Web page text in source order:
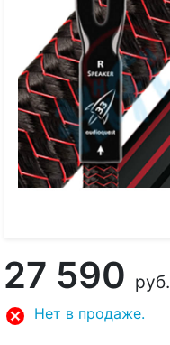
27 590 руб.
Нет в продаже.